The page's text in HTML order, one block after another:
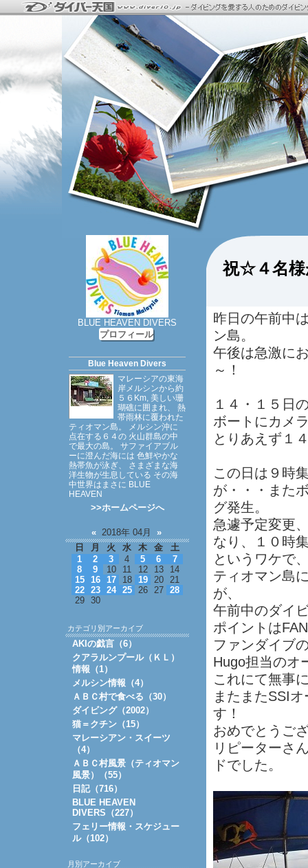
祝☆４名様
昨日の午前中
ン島。
午後は急激に
～！
１４・１５日
ボートにカメ
とりあえず１
この日は９時
が・・・また
グ発生。
急遽予定変更
なり、１０時
というワケで
ティオマン島
が、
午前中のダイ
ポイントは
ファンダイブ
Hugo担当のオ
これにて無事
またまたSSI
す！
おめでとうご
リピーターさ
ドでした。
BLUE HEAVEN DIVERS
プロフィール
Blue Heaven Divers
マレーシアの東海
岸メルシンから約
５６Km, 美しい珊
瑚礁に囲まれ、 熱
帯雨林に覆われた
ティオマン島。 メルシン沖に
点在する６４の 火山群島の中
で最大の島。 サファイアブル
ーに澄んだ海には 色鮮やかな
熱帯魚が泳ぎ、 さまざまな海
洋生物が生息している その海
中世界はまさに BLUE
HEAVEN
>>ホームページへ
« 2018年 04月 »
日
月 火 水 木 金
土
1
2 3 4 5 6
7
8
9 10 11 12 13
14
15
16 17 18 19 20
21
22
23 24 25 26 27
28
29
30
カテゴリ別アーカイブ
AKIの戯言（6）
クアラルンプール（ＫＬ）
情報（1）
メルシン情報（4）
ＡＢＣ村で食べる（30）
ダイビング（2002）
猫＝クチン（15）
マレーシアン・スイーツ
（4）
ＡＢＣ村風景（ティオマン
風景）（55）
日記（716）
BLUE HEAVEN
DIVERS（227）
フェリー情報・スケジュー
ル（102）
月別アーカイブ